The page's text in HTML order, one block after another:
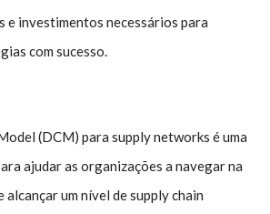
e investimentos necessários para
com sucesso.
(DCM) para supply networks é uma
ajudar as organizações a navegar na
um nível de supply chain